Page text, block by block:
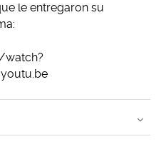
le entregaron su
watch?